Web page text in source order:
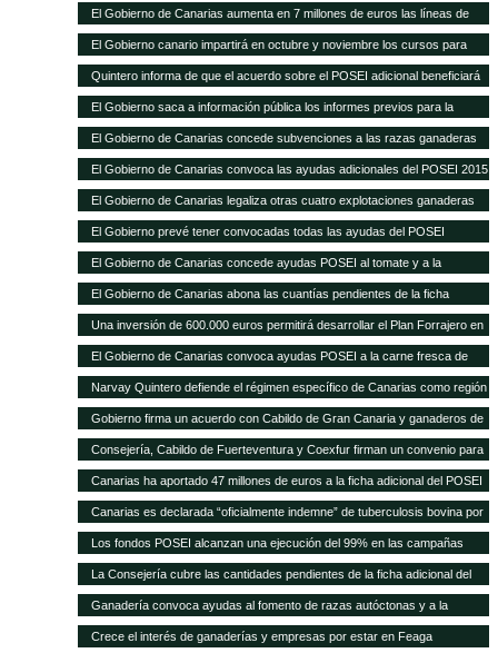
Sanitaria Ganadera por 300.000 euros
El Gobierno de Canarias aumenta en 7 millones de euros las líneas de
ayudas a comercialización y producción agrícola y ganadera
El Gobierno canario impartirá en octubre y noviembre los cursos para
obtener el certificado obligatorio para transporte animal
Quintero informa de que el acuerdo sobre el POSEI adicional beneficiará
a unos 4.800 agricultores y ganaderos de las Islas
El Gobierno saca a información pública los informes previos para la
legalización de otras 28 explotaciones ganaderas
El Gobierno de Canarias concede subvenciones a las razas ganaderas
autóctonas por importe de casi 200.000 euros
El Gobierno de Canarias convoca las ayudas adicionales del POSEI 2015
El Gobierno de Canarias legaliza otras cuatro explotaciones ganaderas
El Gobierno prevé tener convocadas todas las ayudas del POSEI
adicional, excepto 2011, antes de que termine el año
El Gobierno de Canarias concede ayudas POSEI al tomate y a la
industria láctea que emplea leche local por 3,7 millones de euros
El Gobierno de Canarias abona las cuantías pendientes de la ficha
adicional del POSEI 2014
Una inversión de 600.000 euros permitirá desarrollar el Plan Forrajero en
la isla de La Palma
El Gobierno de Canarias convoca ayudas POSEI a la carne fresca de
origen local por 2,28 millones de euros
Narvay Quintero defiende el régimen específico de Canarias como región
ultraperiférica en la estrategia española de negociación de la Política
Agraria Común El consejero de Agricultura del Gobierno de Canarias
participó ayer en Madrid en la Conferencia Sectorial de Agricultura y
Desarrollo Rural
Gobierno firma un acuerdo con Cabildo de Gran Canaria y ganaderos de
la isla para aumentar la producción de forraje para el ganado El consejero
de Agricultura, Ganadería, Pesca y Aguas, Narvay Quintero, explicó que
este plan quiere dar estabilidad a los ganaderos y una mejor alimentación
a la cabaña existente
Consejería, Cabildo de Fuerteventura y Coexfur firman un convenio para
poner en marcha el Plan Forrajero con un presupuesto de 600.000 euros
El consejero de Agricultura, Ganadería, Pesca y Aguas, Narvay Quintero,
explicó que este plan permitirá a los ganaderos de la isla depender menos
de la importación de insumos
Canarias ha aportado 47 millones de euros a la ficha adicional del POSEI
Quintero analiza con el Ministerio la mejor forma de abono de la campaña
2011, después de que se pague la cantidad relativa a 2015
Canarias es declarada “oficialmente indemne” de tuberculosis bovina por
la UE El consejero, Narvay Quintero, y el director de Ganadería, David de
Vera, informaron hoy en rueda de prensa de las actuaciones
desarrolladas por este departamento para alcanzar este logro
Los fondos POSEI alcanzan una ejecución del 99% en las campañas
2014 y 2015 Quintero destaca en el Parlamento que la Consejería de
Agricultura del Gobierno de Canarias ha recibido felicitaciones por parte
de la UE por estas cifras y la positiva repercusión del programa en el
sector primario canario
La Consejería cubre las cantidades pendientes de la ficha adicional del
POSEI de 2014 tras incrementar la dotación presupuestaria propia El
consejero de Agricultura, Ganadería, Pesca y Aguas, Narvay Quintero,
espera que las transferencias acordadas con el Estado se cumplan para
Ganadería convoca ayudas al fomento de razas autóctonas y a la
producción y comercialización de productos de la apicultura
Crece el interés de ganaderías y empresas por estar en Feaga